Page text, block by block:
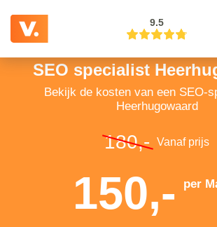
9.5
SEO specialist
Bekijk de kosten van een SEO-
Heerhugowaard
180,- Vanaf prijs
150,- per